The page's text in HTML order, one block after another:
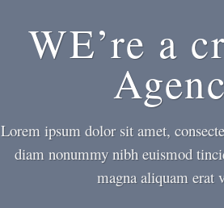
WE’re a
Lorem ipsum dolor sit amet,
diam nonummy nibh euismod
magna aliquam erat